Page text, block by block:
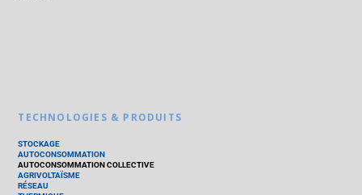
TECHNOLOGIES & PRODUITS
STOCKAGE
AUTOCONSOMMATION
AUTOCONSOMMATION COLLECTIVE
AGRIVOLTAÏSME
RÉSEAU